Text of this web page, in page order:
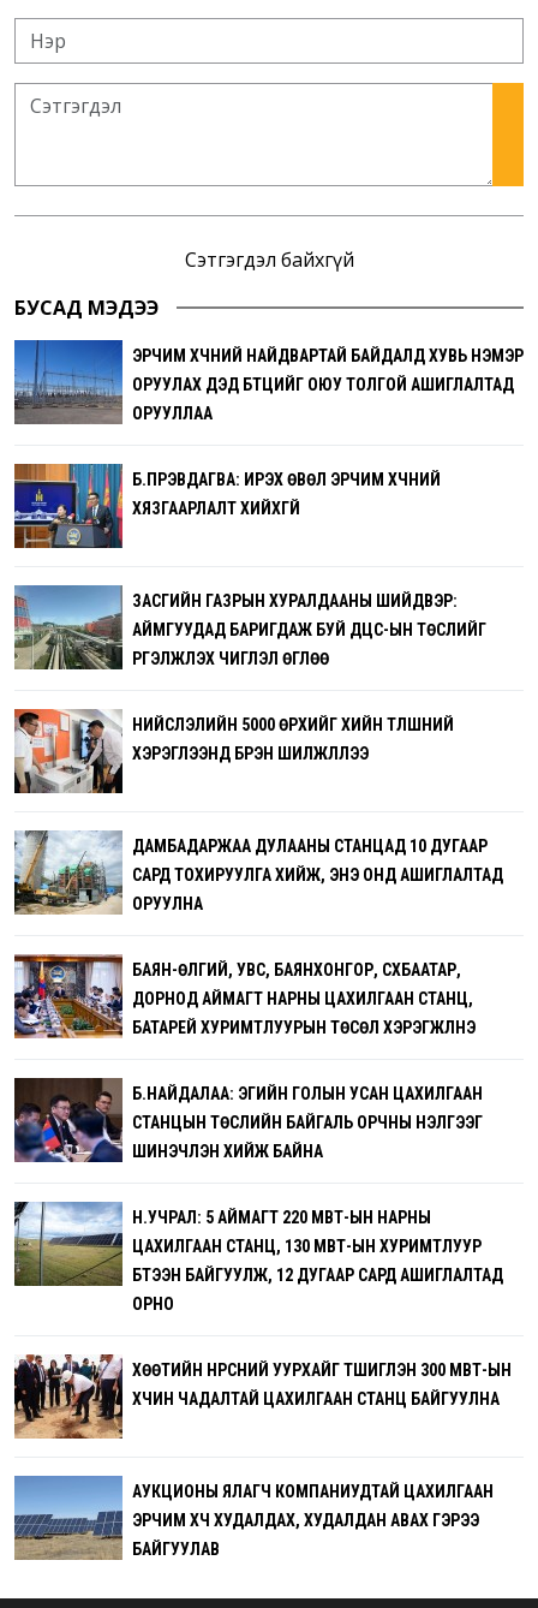
Сэтгэгдэл байхгүй
БУСАД МЭДЭЭ
ЭРЧИМ ХҮЧНИЙ НАЙДВАРТАЙ БАЙДАЛД ХУВЬ НЭМЭР
ОРУУЛАХ ДЭД БҮТЦИЙГ ОЮУ ТОЛГОЙ АШИГЛАЛТАД
ОРУУЛЛАА
Б.ПҮРЭВДАГВА: ИРЭХ ӨВӨЛ ЭРЧИМ ХҮЧНИЙ
ХЯЗГААРЛАЛТ ХИЙХГҮЙ
ЗАСГИЙН ГАЗРЫН ХУРАЛДААНЫ ШИЙДВЭР:
АЙМГУУДАД БАРИГДАЖ БУЙ ДЦС-ЫН ТӨСЛИЙГ
ҮРГЭЛЖҮҮЛЭХ ЧИГЛЭЛ ӨГЛӨӨ
НИЙСЛЭЛИЙН 5000 ӨРХИЙГ ХИЙН ТҮЛШНИЙ
ХЭРЭГЛЭЭНД БҮРЭН ШИЛЖҮҮЛЛЭЭ
ДАМБАДАРЖАА ДУЛААНЫ СТАНЦАД 10 ДУГААР
САРД ТОХИРУУЛГА ХИЙЖ, ЭНЭ ОНД АШИГЛАЛТАД
ОРУУЛНА
БАЯН-ӨЛГИЙ, УВС, БАЯНХОНГОР, СҮХБААТАР,
ДОРНОД АЙМАГТ НАРНЫ ЦАХИЛГААН СТАНЦ,
БАТАРЕЙ ХУРИМТЛУУРЫН ТӨСӨЛ ХЭРЭГЖҮҮЛНЭ
Б.НАЙДАЛАА: ЭГИЙН ГОЛЫН УСАН ЦАХИЛГААН
СТАНЦЫН ТӨСЛИЙН БАЙГАЛЬ ОРЧНЫ ҮНЭЛГЭЭГ
ШИНЭЧЛЭН ХИЙЖ БАЙНА
Н.УЧРАЛ: 5 АЙМАГТ 220 МВТ-ЫН НАРНЫ
ЦАХИЛГААН СТАНЦ, 130 МВТ-ЫН ХУРИМТЛУУР
БҮТЭЭН БАЙГУУЛЖ, 12 ДУГААР САРД АШИГЛАЛТАД
ОРНО
ХӨӨТИЙН НҮҮРСНИЙ УУРХАЙГ ТҮШИГЛЭН 300 МВТ-ЫН
ХҮЧИН ЧАДАЛТАЙ ЦАХИЛГААН СТАНЦ БАЙГУУЛНА
АУКЦИОНЫ ЯЛАГЧ КОМПАНИУДТАЙ ЦАХИЛГААН
ЭРЧИМ ХҮЧ ХУДАЛДАХ, ХУДАЛДАН АВАХ ГЭРЭЭ
БАЙГУУЛАВ